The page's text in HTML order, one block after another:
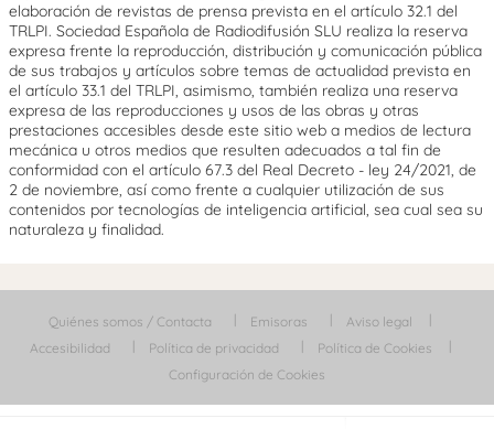
elaboración de revistas de prensa prevista en el artículo 32.1 del
TRLPI. Sociedad Española de Radiodifusión SLU realiza la reserva
expresa frente la reproducción, distribución y comunicación pública
de sus trabajos y artículos sobre temas de actualidad prevista en
el artículo 33.1 del TRLPI, asimismo, también realiza una reserva
expresa de las reproducciones y usos de las obras y otras
prestaciones accesibles desde este sitio web a medios de lectura
mecánica u otros medios que resulten adecuados a tal fin de
conformidad con el artículo 67.3 del Real Decreto - ley 24/2021, de
2 de noviembre, así como frente a cualquier utilización de sus
contenidos por tecnologías de inteligencia artificial, sea cual sea su
naturaleza y finalidad.
Quiénes somos / Contacta Emisoras
Aviso legal
Accesibilidad
Política de privacidad
Política de Cookies
Configuración de Cookies